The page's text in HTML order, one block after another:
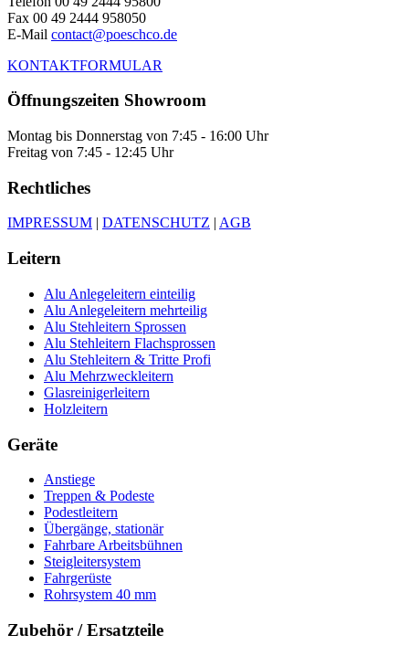
Fax 00 49 2444 958050
E-Mail contact@poeschco.de
KONTAKTFORMULAR
Öffnungszeiten Showroom
Montag bis Donnerstag von 7:45 - 16:00 Uhr
Freitag von 7:45 - 12:45 Uhr
Rechtliches
IMPRESSUM | DATENSCHUTZ | AGB
Leitern
Alu Anlegeleitern einteilig
Alu Anlegeleitern mehrteilig
Alu Stehleitern Sprossen
Alu Stehleitern Flachsprossen
Alu Stehleitern & Tritte Profi
Alu Mehrzweckleitern
Glasreinigerleitern
Holzleitern
Geräte
Anstiege
Treppen & Podeste
Podestleitern
Übergänge, stationär
Fahrbare Arbeitsbühnen
Steigleitersystem
Fahrgerüste
Rohrsystem 40 mm
Zubehör / Ersatzteile